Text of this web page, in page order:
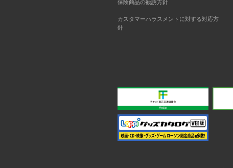
保険商品の勧誘方針
カスタマーハラスメントに対する対応方
針